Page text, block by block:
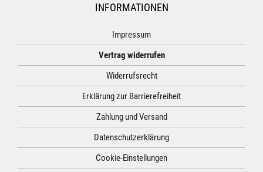
INFORMATIONEN
Impressum
Vertrag widerrufen
Widerrufsrecht
Erklärung zur Barrierefreiheit
Zahlung und Versand
Datenschutzerklärung
Cookie-Einstellungen